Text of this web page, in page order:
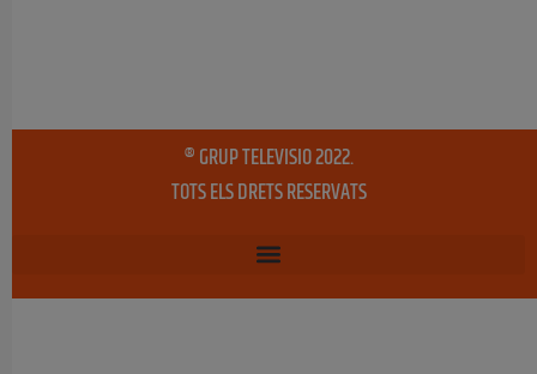
® GRUP TELEVISIO 2022.
TOTS ELS DRETS RESERVATS